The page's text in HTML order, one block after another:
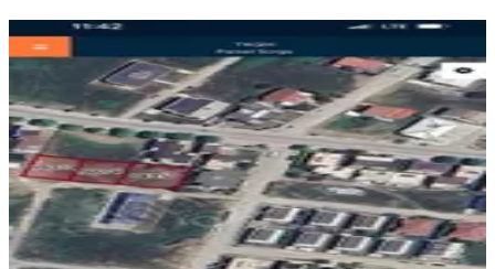
Adnan Menderes Mahallesı'nde 1405
Mt Fırsat Arsa
Merkez, Adnan Menderes Mahallesi
1405 m²·12.989/m²·23.08.2025
18.250.000 ₺
Özekler inşaat gayrimenkulFaruk Kozan